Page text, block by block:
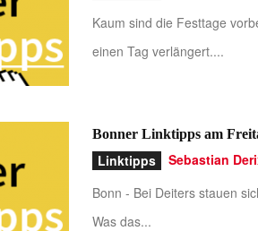
Kaum sind die Festtage
einen Tag verlängert....
Bonner Linktipps am
Linktipps Sebastian
Bonn - Bei Deiters stauen
Was das...